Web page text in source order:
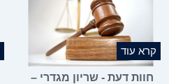
קרא עוד
חוות דעת - שריון מגדרי –